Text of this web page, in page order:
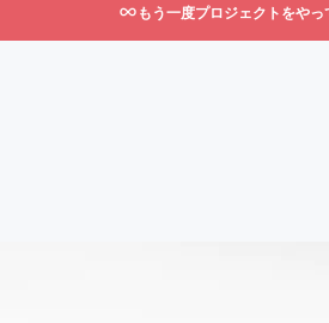
もう一度プロジェクトをやっ